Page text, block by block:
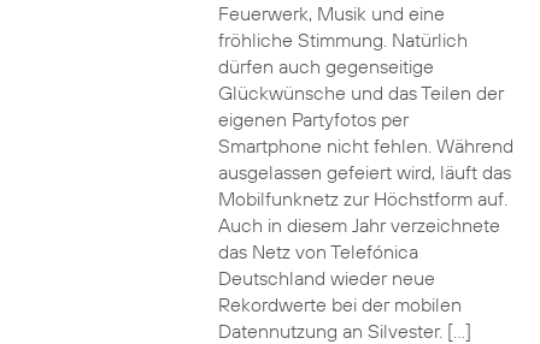
Feuerwerk, Musik und eine
fröhliche Stimmung. Natürlich
dürfen auch gegenseitige
Glückwünsche und das Teilen der
eigenen Partyfotos per
Smartphone nicht fehlen. Während
ausgelassen gefeiert wird, läuft das
Mobilfunknetz zur Höchstform auf.
Auch in diesem Jahr verzeichnete
das Netz von Telefónica
Deutschland wieder neue
Rekordwerte bei der mobilen
Datennutzung an Silvester. […]